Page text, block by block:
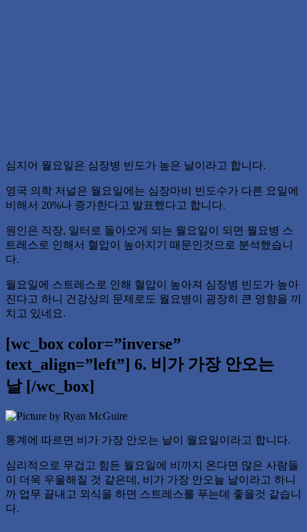
심지어 월요일은 심장병 빈도가 높은 날이라고 합니다.
영국 의학 저널은 월요일에는 심장마비 빈도수가 다른 요일에
비해서 20%나 증가한다고 발표했다고 합니다.
원인은 직장, 일터로 돌아오게 되는 월요일이 되면 월요병 스
트레스로 인해서 혈압이 높아지기 때문인것으로 분석했습니
다.
월요일에 스트레스로 인해 혈압이 높아져 심장병 빈도가 높아
진다고 하니 건강상의 문제로도 월요병이 굉장히 큰 영향을 끼
치고 있네요.
[wc_box color=”inverse”
text_align=”left”] 6. 비가 가장 안오는
날 [/wc_box]
통계에 따르면 비가 가장 안오는 날이 월요일이라고 합니다.
심리적으로 무겁고 힘든 월요일에 비까지 온다면 많은 사람들
이 더욱 우울해질 것 같은데, 비가 가장 안오늘 날이라고 하니
까 업무 끝내고 외식을 하면 스트레스를 푸는데 좋을것 같습니
다.